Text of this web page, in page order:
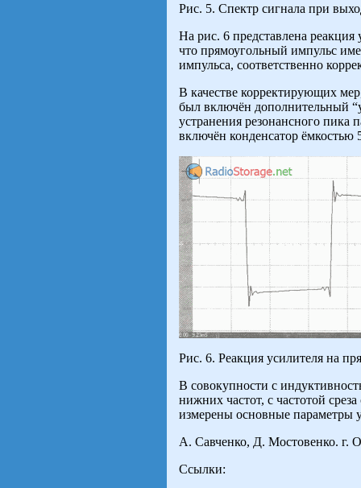
Рис. 5. Спектр сигнала при
На рис. 6 представлена
что прямоугольный импульс
импульса, соответственно
В качестве корректирующих
был включён дополнительный
устранения резонансного пика
включён конденсатор ёмкостью
Рис. 6. Реакция усилителя на
В совокупности с
нижних частот, с частотой
измерены основные параметры
А. Савченко, Д. Мостовенко. г.
Ссылки: